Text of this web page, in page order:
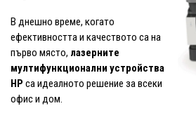
В днешно време, когато
ефективността и качеството са на
първо място, лазерните
мултифункционални устройства
HP са идеалното решение за всеки
офис и дом.